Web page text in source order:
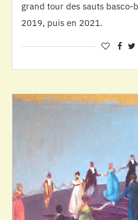
grand tour des sauts basco-
2019, puis en 2021.